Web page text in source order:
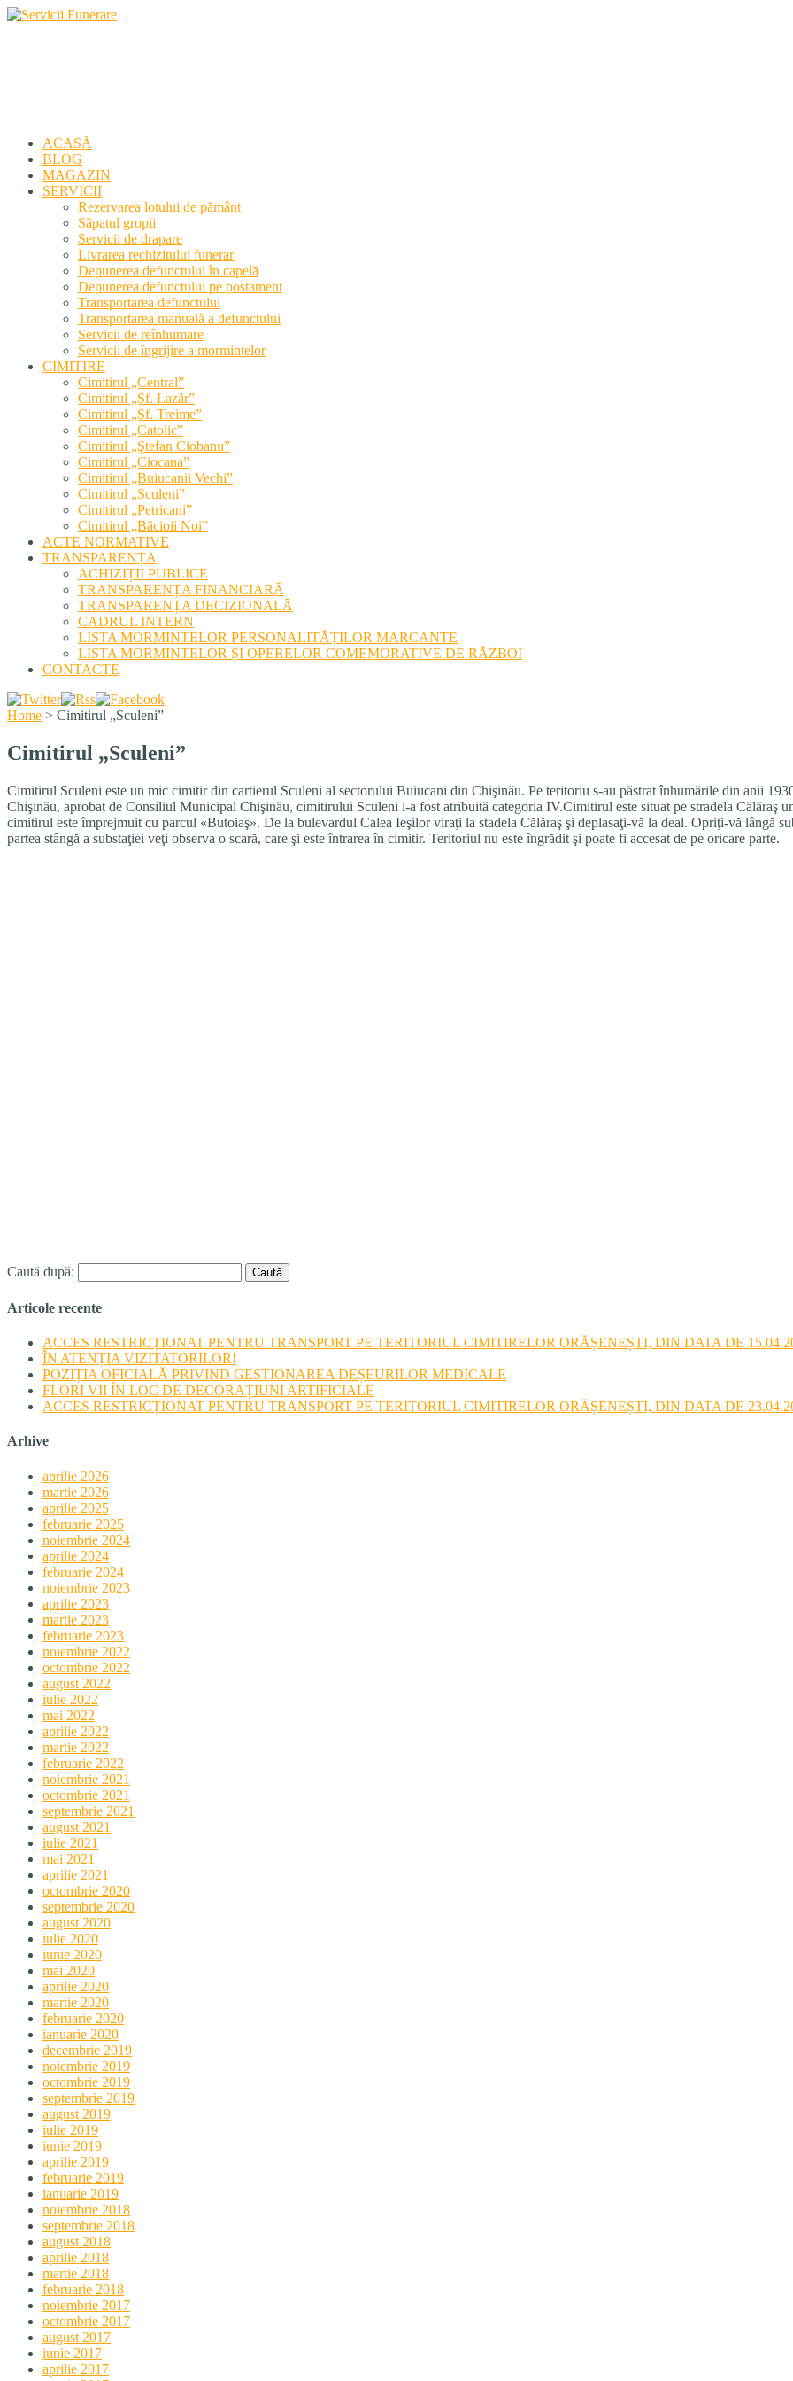
ACASĂ
BLOG
MAGAZIN
SERVICII
Rezervarea lotului de pământ
Săpatul gropii
Servicii de drapare
Livrarea rechizitului funerar
Depunerea defunctului în capelă
Depunerea defunctului pe postament
Transportarea defunctului
Transportarea manuală a defunctului
Servicii de reînhumare
Servicii de îngrijire a mormintelor
CIMITIRE
Cimitirul „Central”
Cimitirul „Sf. Lazăr”
Cimitirul „Sf. Treime”
Cimitirul „Catolic”
Cimitirul „Ştefan Ciobanu”
Cimitirul „Ciocana”
Cimitirul „Buiucanii Vechi”
Cimitirul „Sculeni”
Cimitirul „Petricani”
Cimitirul „Băcioii Noi”
ACTE NORMATIVE
TRANSPARENȚA
ACHIZIȚII PUBLICE
TRANSPARENȚA FINANCIARĂ
TRANSPARENȚA DECIZIONALĂ
CADRUL INTERN
LISTA MORMINTELOR PERSONALITĂȚILOR MARCANTE
LISTA MORMINTELOR ȘI OPERELOR COMEMORATIVE DE RĂZBOI
CONTACTE
Home > Cimitirul „Sculeni”
Cimitirul „Sculeni”
Cimitirul Sculeni este un mic cimitir din cartierul Sculeni al sectorului Buiucani din Chişinău. Pe teritoriu s-au păstrat înhumările din anii
Chişinău, aprobat de Consiliul Municipal Chişinău, cimitirului Sculeni i-a fost atribuită categoria IV.Cimitirul este situat pe stradela Călăraş
cimitirul este împrejmuit cu parcul «Butoiaş». De la bulevardul Calea Ieşilor viraţi la stadela Călăraş şi deplasaţi-vă la deal. Opriţi-vă lângă
partea stângă a substaţiei veţi observa o scară, care şi este întrarea în cimitir. Teritoriul nu este îngrădit şi poate fi accesat de pe oricare parte.
Caută după:
Articole recente
ACCES RESTRICȚIONAT PENTRU TRANSPORT PE TERITORIUL CIMITIRELOR ORĂȘENEȘTI, DIN DATA DE
ÎN ATENȚIA VIZITATORILOR!
POZIȚIA OFICIALĂ PRIVIND GESTIONAREA DEȘEURILOR MEDICALE
FLORI VII ÎN LOC DE DECORAȚIUNI ARTIFICIALE
ACCES RESTRICȚIONAT PENTRU TRANSPORT PE TERITORIUL CIMITIRELOR ORĂȘENEȘTI, DIN DATA DE
Arhive
aprilie 2026
martie 2026
aprilie 2025
februarie 2025
noiembrie 2024
aprilie 2024
februarie 2024
noiembrie 2023
aprilie 2023
martie 2023
februarie 2023
noiembrie 2022
octombrie 2022
august 2022
iulie 2022
mai 2022
aprilie 2022
martie 2022
februarie 2022
noiembrie 2021
octombrie 2021
septembrie 2021
august 2021
iulie 2021
mai 2021
aprilie 2021
octombrie 2020
septembrie 2020
august 2020
iulie 2020
iunie 2020
mai 2020
aprilie 2020
martie 2020
februarie 2020
ianuarie 2020
decembrie 2019
noiembrie 2019
octombrie 2019
septembrie 2019
august 2019
iulie 2019
iunie 2019
aprilie 2019
februarie 2019
ianuarie 2019
noiembrie 2018
septembrie 2018
august 2018
aprilie 2018
martie 2018
februarie 2018
noiembrie 2017
octombrie 2017
august 2017
iunie 2017
aprilie 2017